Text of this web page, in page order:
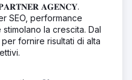
Google + tunnel di
• Localizzazione:
i creativi in base
test A/B creativi e di
delle offerte • Ritmo
tempi di risposta dei lead,
appuntamenti
𝐀𝐆𝐄𝐍𝐂𝐘.
SEO, performance
la crescita. Dal
fornire risultati di alta